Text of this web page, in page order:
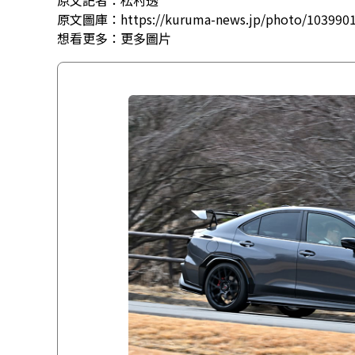
原文圖庫：https://kuruma-news.jp/photo/
想看更多： 更多圖片